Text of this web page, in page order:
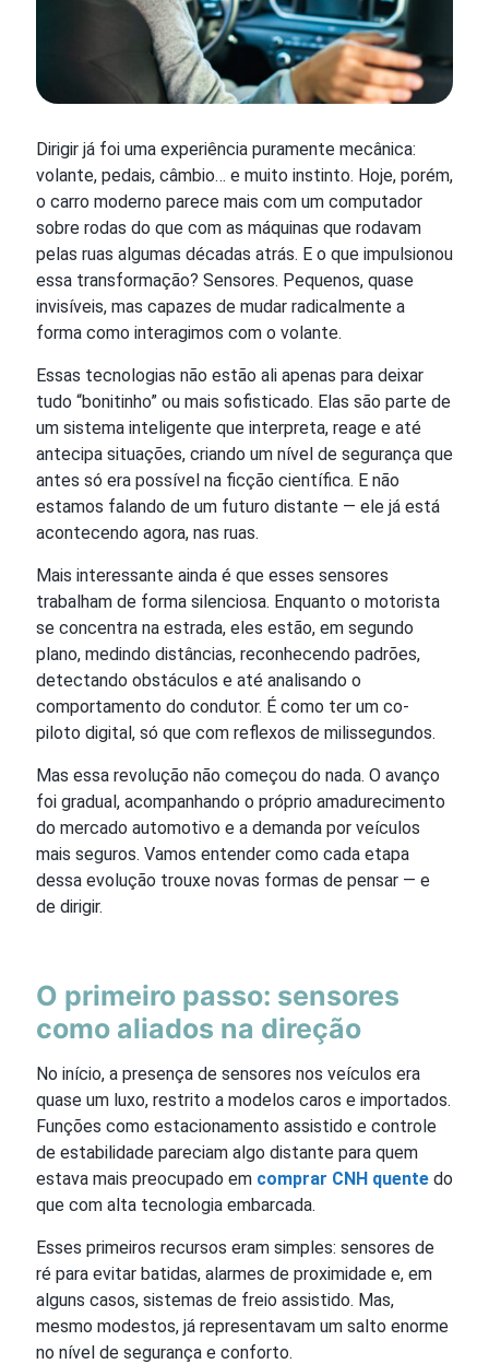
Dirigir já foi uma experiência puramente mecânica:
volante, pedais, câmbio… e muito instinto. Hoje, porém,
o carro moderno parece mais com um computador
sobre rodas do que com as máquinas que rodavam
pelas ruas algumas décadas atrás. E o que impulsionou
essa transformação? Sensores. Pequenos, quase
invisíveis, mas capazes de mudar radicalmente a
forma como interagimos com o volante.
Essas tecnologias não estão ali apenas para deixar
tudo “bonitinho” ou mais sofisticado. Elas são parte de
um sistema inteligente que interpreta, reage e até
antecipa situações, criando um nível de segurança que
antes só era possível na ficção científica. E não
estamos falando de um futuro distante — ele já está
acontecendo agora, nas ruas.
Mais interessante ainda é que esses sensores
trabalham de forma silenciosa. Enquanto o motorista
se concentra na estrada, eles estão, em segundo
plano, medindo distâncias, reconhecendo padrões,
detectando obstáculos e até analisando o
comportamento do condutor. É como ter um co-
piloto digital, só que com reflexos de milissegundos.
Mas essa revolução não começou do nada. O avanço
foi gradual, acompanhando o próprio amadurecimento
do mercado automotivo e a demanda por veículos
mais seguros. Vamos entender como cada etapa
dessa evolução trouxe novas formas de pensar — e
de dirigir.
O primeiro passo: sensores
como aliados na direção
No início, a presença de sensores nos veículos era
quase um luxo, restrito a modelos caros e importados.
Funções como estacionamento assistido e controle
de estabilidade pareciam algo distante para quem
estava mais preocupado em comprar CNH quente do
que com alta tecnologia embarcada.
Esses primeiros recursos eram simples: sensores de
ré para evitar batidas, alarmes de proximidade e, em
alguns casos, sistemas de freio assistido. Mas,
mesmo modestos, já representavam um salto enorme
no nível de segurança e conforto.